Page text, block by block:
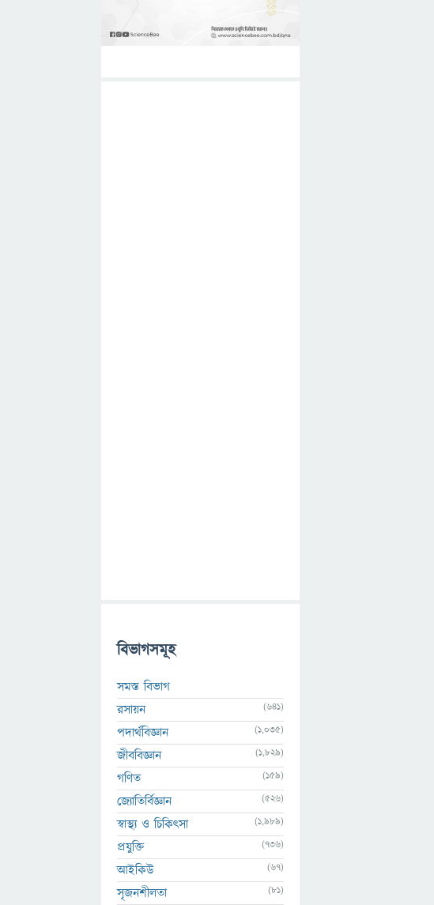
বিভাগসমূহ
সমস্ত বিভাগ
রসায়ন
(641)
পদার্থবিজ্ঞান (1,035)
জীববিজ্ঞান (1,829)
গণিত (159)
জ্যোতির্বিজ্ঞান (526)
স্বাস্থ্য ও চিকিৎসা (1,989)
প্রযুক্তি (736)
আইকিউ (67)
সৃজনশীলতা (81)